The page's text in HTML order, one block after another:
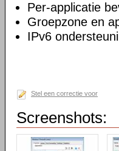
Per-applicatie
Groepzone en
IPv6
Stel een correctie voor
Screenshots: